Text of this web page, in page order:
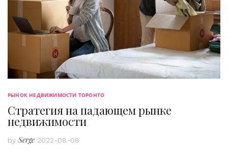
РЫНОК НЕДВИЖИМОСТИ ТОРОНТО
Стратегия на падающем рынке
недвижимости
by Serge 2022-08-08